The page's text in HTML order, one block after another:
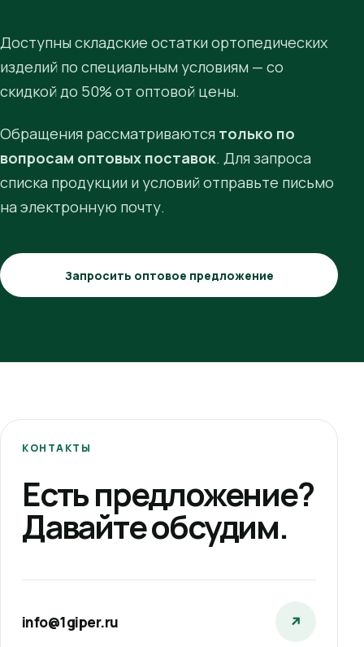
Доступны складские остатки ортопедических
изделий по специальным условиям — со
скидкой до 50% от оптовой цены.
Обращения рассматриваются только по
вопросам оптовых поставок. Для запроса
списка продукции и условий отправьте письмо
на электронную почту.
Запросить оптовое предложение
КОНТАКТЫ
Есть предложение?
Давайте обсудим.
info@1giper.ru ↗